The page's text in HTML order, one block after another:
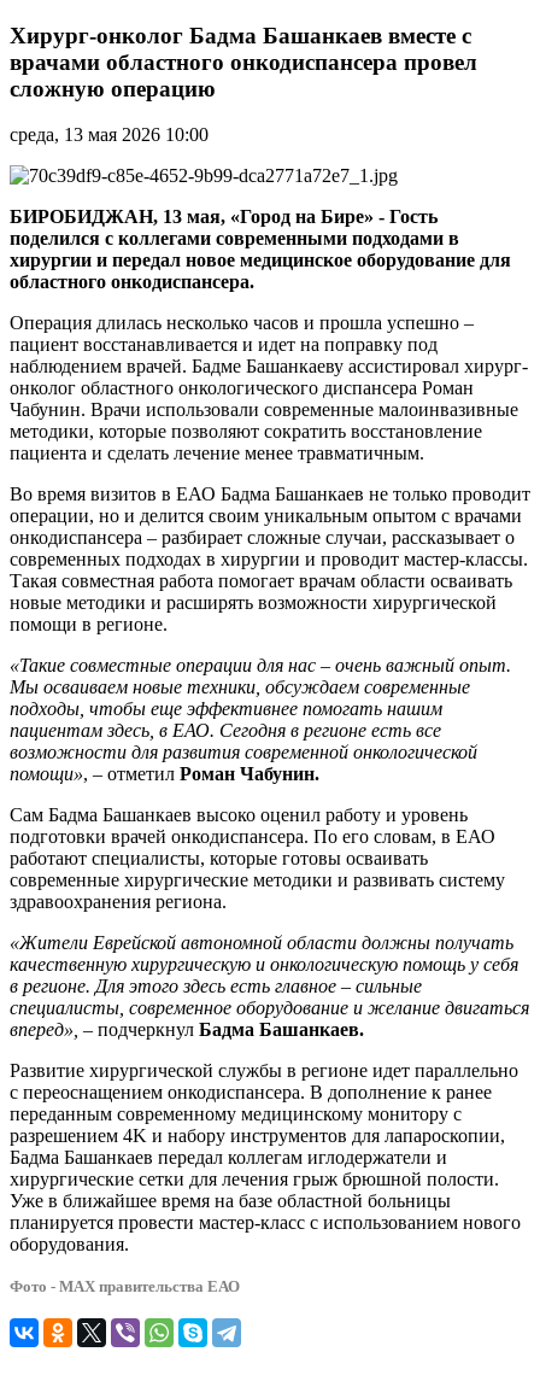
онколог
Бадма
Башанкаев
вместе
врачами
онкодиспансера
сложную
операцию
Хирург-онколог Бадма Башанкаев вместе с
врачами областного онкодиспансера провел
сложную операцию
среда, 13 мая 2026 10:00
БИРОБИДЖАН, 13 мая, «Город на Бире» - Гость
поделился с коллегами современными подходами в
хирургии и передал новое медицинское оборудование для
областного онкодиспансера.
Операция длилась несколько часов и прошла успешно –
пациент восстанавливается и идет на поправку под
наблюдением врачей. Бадме Башанкаеву ассистировал хирург-
онколог областного онкологического диспансера Роман
Чабунин. Врачи использовали современные малоинвазивные
методики, которые позволяют сократить восстановление
пациента и сделать лечение менее травматичным.
Во время визитов в ЕАО Бадма Башанкаев не только проводит
операции, но и делится своим уникальным опытом с врачами
онкодиспансера – разбирает сложные случаи, рассказывает о
современных подходах в хирургии и проводит мастер-классы.
Такая совместная работа помогает врачам области осваивать
новые методики и расширять возможности хирургической
помощи в регионе.
«Такие совместные операции для нас – очень важный опыт.
Мы осваиваем новые техники, обсуждаем современные
подходы, чтобы еще эффективнее помогать нашим
пациентам здесь, в ЕАО. Сегодня в регионе есть все
возможности для развития современной онкологической
помощи», – отметил Роман Чабунин.
Сам Бадма Башанкаев высоко оценил работу и уровень
подготовки врачей онкодиспансера. По его словам, в ЕАО
работают специалисты, которые готовы осваивать
современные хирургические методики и развивать систему
здравоохранения региона.
«Жители Еврейской автономной области должны получать
качественную хирургическую и онкологическую помощь у себя
в регионе. Для этого здесь есть главное – сильные
специалисты, современное оборудование и желание двигаться
вперед», – подчеркнул Бадма Башанкаев.
Развитие хирургической службы в регионе идет параллельно
с переоснащением онкодиспансера. В дополнение к ранее
переданным современному медицинскому монитору с
разрешением 4K и набору инструментов для лапароскопии,
Бадма Башанкаев передал коллегам иглодержатели и
хирургические сетки для лечения грыж брюшной полости.
Уже в ближайшее время на базе областной больницы
планируется провести мастер-класс с использованием нового
оборудования.
Фото - МАХ правительства ЕАО